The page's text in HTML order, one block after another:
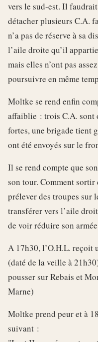
vers le sud-est. Il
détacher plusieurs C.A.
n’a pas de réserve à sa
l’aile droite qu’il
mais elles n’ont pas
poursuivre en même
Moltke se rend enfin
affaiblie : trois C.A. sont
fortes, une brigade tient
ont été envoyés sur le
Il se rend compte que
son tour. Comment
prélever des troupes sur
transférer vers l’aile
de voir réduire son
A 17h30, l’O.H.L. reçoit
(daté de la veille à
pousser sur Rebais et
Marne)
Moltke prend peur et à
suivant :